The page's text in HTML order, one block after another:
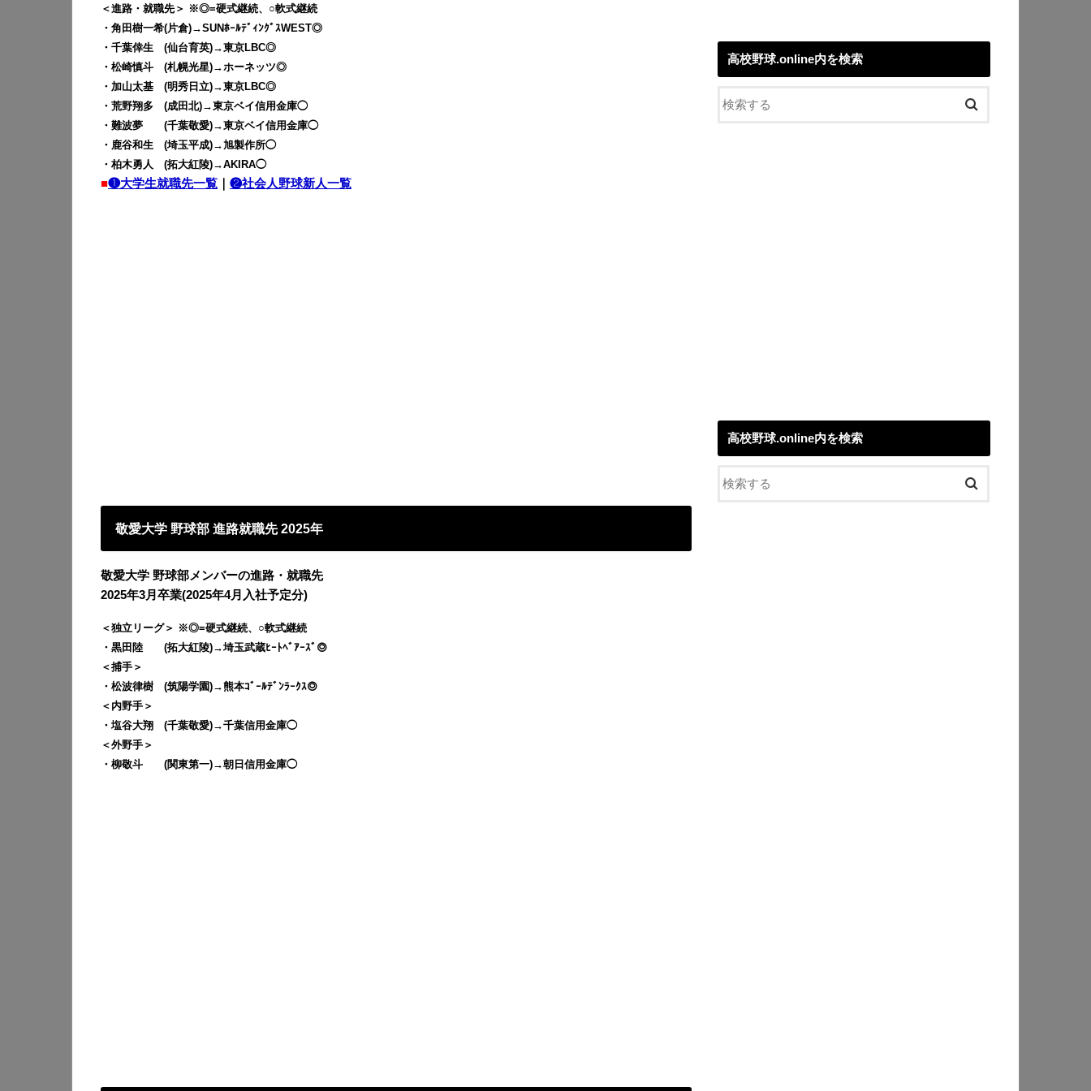
＜進路・就職先＞ ※◎=硬式継続、○軟式継続
・角田樹一希(片倉)→SUNﾎｰﾙﾃﾞｨﾝｸﾞｽWEST◎
・千葉倖生 (仙台育英)→東京LBC◎
・松崎慎斗 (札幌光星)→ホーネッツ◎
・加山太基 (明秀日立)→東京LBC◎
・荒野翔多 (成田北)→東京ベイ信用金庫◯
・難波夢 (千葉敬愛)→東京ベイ信用金庫◯
・鹿谷和生 (埼玉平成)→旭製作所◯
・柏木勇人 (拓大紅陵)→AKIRA◯
■❶大学生就職先一覧 ❷社会人野球新人一覧
敬愛大学 野球部 進路就職先 2025年
敬愛大学 野球部メンバーの進路・就職先
2025年3月卒業(2025年4月入社予定分)
＜独立リーグ＞ ※◎=硬式継続、○軟式継続
・黒田陸 (拓大紅陵)→埼玉武蔵ﾋｰﾄﾍﾞｱｰｽﾞ◎
＜捕手＞
・松波律樹 (筑陽学園)→熊本ｺﾞｰﾙﾃﾞﾝﾗｰｸｽ◎
＜内野手＞
・塩谷大翔 (千葉敬愛)→千葉信用金庫◯
＜外野手＞
・柳敬斗 (関東第一)→朝日信用金庫◯
高校野球.online内を検索
高校野球.online内を検索